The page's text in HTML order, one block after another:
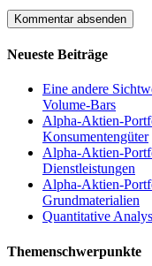
Neueste Beiträge
Eine andere
Volume-Bars
Alpha-Aktien-
Konsumentengüter
Alpha-Aktien-
Dienstleistungen
Alpha-Aktien-
Grundmaterialien
Quantitative
Themenschwerpunkte